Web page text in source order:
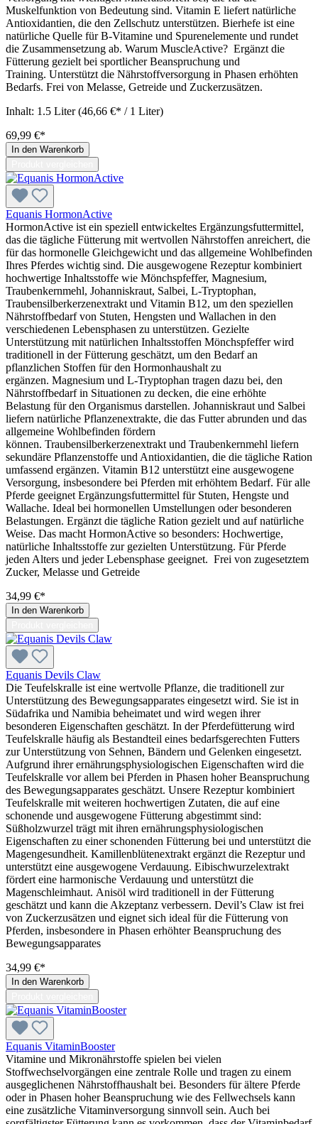
Muskelfunktion von Bedeutung sind. Vitamin E liefert natürliche
Antioxidantien, die den Zellschutz unterstützen. Bierhefe ist eine
natürliche Quelle für B-Vitamine und Spurenelemente und rundet
die Zusammensetzung ab. Warum MuscleActive? Ergänzt die
Fütterung gezielt bei sportlicher Beanspruchung und
Training. Unterstützt die Nährstoffversorgung in Phasen erhöhten
Bedarfs. Frei von Melasse, Getreide und Zuckerzusätzen.
Inhalt: 1.5 Liter(46,66 €* / 1 Liter)
69,99 €*
In den Warenkorb
Equanis HormonActive
HormonActive ist ein speziell entwickeltes Ergänzungsfuttermittel,
das die tägliche Fütterung mit wertvollen Nährstoffen anreichert, die
für das hormonelle Gleichgewicht und das allgemeine Wohlbefinden
Ihres Pferdes wichtig sind. Die ausgewogene Rezeptur kombiniert
hochwertige Inhaltsstoffe wie Mönchspfeffer, Magnesium,
Traubenkernmehl, Johanniskraut, Salbei, L-Tryptophan,
Traubensilberkerzenextrakt und Vitamin B12, um den speziellen
Nährstoffbedarf von Stuten, Hengsten und Wallachen in den
verschiedenen Lebensphasen zu unterstützen. Gezielte
Unterstützung mit natürlichen Inhaltsstoffen Mönchspfeffer wird
traditionell in der Fütterung geschätzt, um den Bedarf an
pflanzlichen Stoffen für den Hormonhaushalt zu
ergänzen. Magnesium und L-Tryptophan tragen dazu bei, den
Nährstoffbedarf in Situationen zu decken, die eine erhöhte
Belastung für den Organismus darstellen. Johanniskraut und Salbei
liefern natürliche Pflanzenextrakte, die das Futter abrunden und das
allgemeine Wohlbefinden fördern
können. Traubensilberkerzenextrakt und Traubenkernmehl liefern
sekundäre Pflanzenstoffe und Antioxidantien, die die tägliche Ration
umfassend ergänzen. Vitamin B12 unterstützt eine ausgewogene
Versorgung, insbesondere bei Pferden mit erhöhtem Bedarf. Für alle
Pferde geeignet Ergänzungsfuttermittel für Stuten, Hengste und
Wallache. Ideal bei hormonellen Umstellungen oder besonderen
Belastungen. Ergänzt die tägliche Ration gezielt und auf natürliche
Weise. Das macht HormonActive so besonders: Hochwertige,
natürliche Inhaltsstoffe zur gezielten Unterstützung. Für Pferde
jeden Alters und jeder Lebensphase geeignet. Frei von zugesetztem
Zucker, Melasse und Getreide
34,99 €*
In den Warenkorb
Equanis Devils Claw
Die Teufelskralle ist eine wertvolle Pflanze, die traditionell zur
Unterstützung des Bewegungsapparates eingesetzt wird. Sie ist in
Südafrika und Namibia beheimatet und wird wegen ihrer
besonderen Eigenschaften geschätzt. In der Pferdefütterung wird
Teufelskralle häufig als Bestandteil eines bedarfsgerechten Futters
zur Unterstützung von Sehnen, Bändern und Gelenken eingesetzt.
Aufgrund ihrer ernährungsphysiologischen Eigenschaften wird die
Teufelskralle vor allem bei Pferden in Phasen hoher Beanspruchung
des Bewegungsapparates geschätzt. Unsere Rezeptur kombiniert
Teufelskralle mit weiteren hochwertigen Zutaten, die auf eine
schonende und ausgewogene Fütterung abgestimmt sind:
Süßholzwurzel trägt mit ihren ernährungsphysiologischen
Eigenschaften zu einer schonenden Fütterung bei und unterstützt die
Magengesundheit. Kamillenblütenextrakt ergänzt die Rezeptur und
unterstützt eine ausgewogene Verdauung. Eibischwurzelextrakt
fördert eine harmonische Verdauung und unterstützt die
Magenschleimhaut. Anisöl wird traditionell in der Fütterung
geschätzt und kann die Akzeptanz verbessern. Devil’s Claw ist frei
von Zuckerzusätzen und eignet sich ideal für die Fütterung von
Pferden, insbesondere in Phasen erhöhter Beanspruchung des
Bewegungsapparates
34,99 €*
In den Warenkorb
Equanis VitaminBooster
Vitamine und Mikronährstoffe spielen bei vielen
Stoffwechselvorgängen eine zentrale Rolle und tragen zu einem
ausgeglichenen Nährstoffhaushalt bei. Besonders für ältere Pferde
oder in Phasen hoher Beanspruchung wie des Fellwechsels kann
eine zusätzliche Vitaminversorgung sinnvoll sein. Auch bei